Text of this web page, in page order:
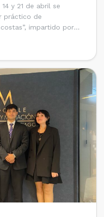
y 21 de abril se
práctico de
impartido por
Magíster en Economía
y María Luisa Petitpas